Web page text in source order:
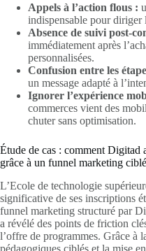
Appels à l’action flous :
indispensable pour diriger
Absence de suivi post-
immédiatement après
personnalisées.
Confusion entre les
un message adapté à
Ignorer l’expérience
commerces vient des
chuter sans optimisation.
Étude de cas : comment Digitad
grâce à un funnel marketing ciblé
L’Ecole de technologie
significative de ses inscriptions
funnel marketing structuré par
a révélé des points de friction
l’offre de programmes. Grâce à
pédagogiques ciblés et la mise